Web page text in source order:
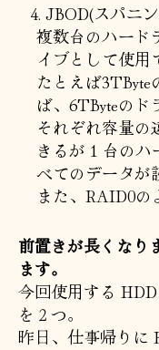
JBOD(スパニ
複数台のハード
イブとして使用
たとえば
ば、6TByteのド
それぞれ容量の
きるが 1 台の
べてのデータが
また、RAID0の
前置きが長くなり
ます。
今回使用する
を２つ。
昨日、仕事帰りに